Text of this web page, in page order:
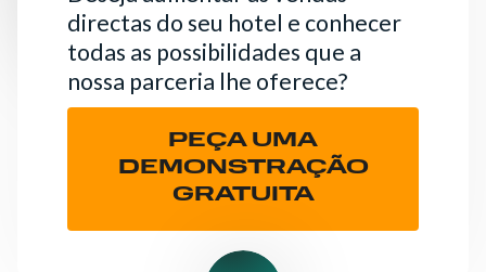
directas do seu hotel e conhecer
todas as possibilidades que a
nossa parceria lhe oferece?
PEÇA UMA
DEMONSTRAÇÃO
GRATUITA